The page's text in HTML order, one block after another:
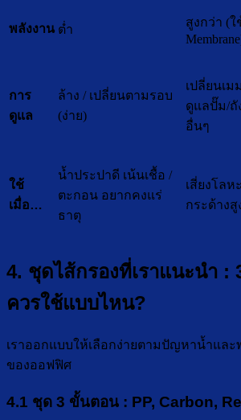
พลังงาน ต่ำ
สูงกว่า (
การ
ดูแล
ล้าง / เปลี่ยนตามรอบ
(ง่าย)
เปลี่ยนเม
ดูแลปั๊ม/ถั
อื่นๆ
ใช้
เมื่อ…
น้ำประปาดี เน้นเชื้อ /
ตะกอน อยากคงแร่
ธาตุ
เสี่ยงโลห
กระด้าง
4. ชุดไส้กรองที่เราแนะนำ :
ควรใช้แบบไหน?
เราออกแบบให้เลือกง่ายตามปัญหาน้ำแล
ของออฟฟิศ
4.1 ชุด 3 ขั้นตอน : PP, Carbon,